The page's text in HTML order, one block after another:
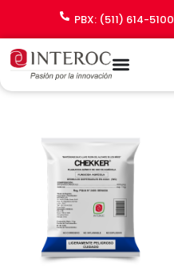
contenido
PBX: (511) 614-5100